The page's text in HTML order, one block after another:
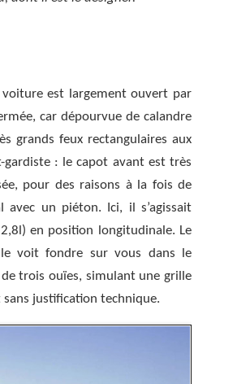
voiture est largement ouvert par
car dépourvue de calandre
grands feux rectangulaires aux
: le capot avant est très
pour des raisons à la fois de
un piéton. Ici, il s’agissait
en position longitudinale. Le
voit fondre sur vous dans le
trois ouïes, simulant une grille
justification technique.